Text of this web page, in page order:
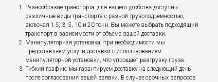
Разнообразие транспорта: для вашего удобства доступны
различные виды транспорта с разной грузоподъемностью,
включая 1.5, 3, 5, 10 и 20 тонн. Вы можете выбрать подходящий
транспорт в зависимости от объема вашей доставки.
Манипуляторная установка: при необходимости мы
предоставляем услуги доставки с использованием
манипуляторной установки, что упрощает разгрузку груза.
Гибкий график: мы гарантируем доставку на следующий день
после согласования вашей заявки. В случае срочных запросов